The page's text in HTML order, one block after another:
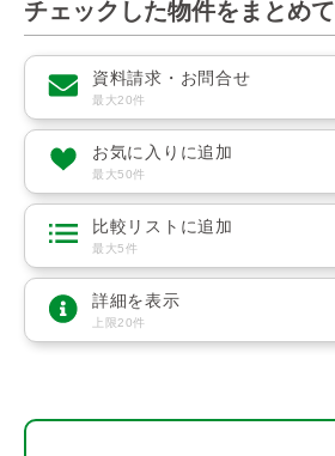
チェックした物件をまとめて
資料請求・お問合せ
最大20件
お気に入りに追加
最大50件
比較リストに追加
最大5件
詳細を表示
上限20件